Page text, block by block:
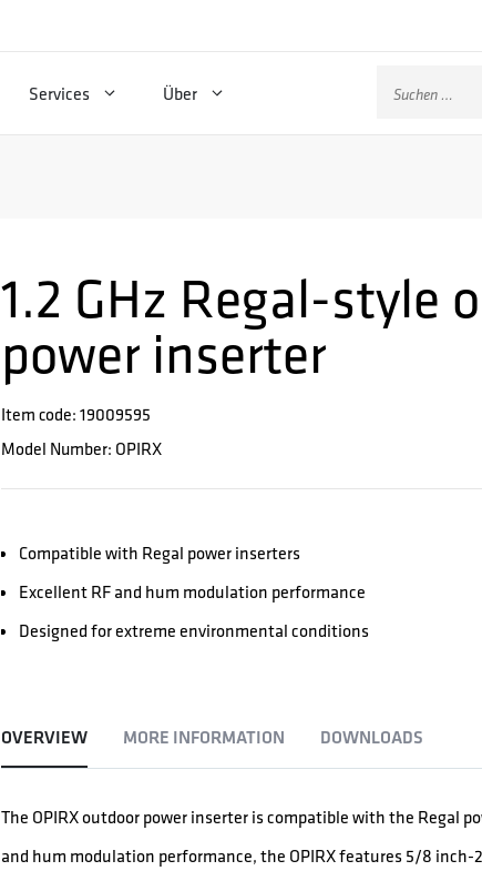
Services Über
Suche
1.2 GHz Regal-style
power inserter
Item code: 19009595
Model Number: OPIRX
Compatible with Regal power inserters
Excellent RF and hum modulation performance
Designed for extreme environmental conditions
OVERVIEW MORE INFORMATION DOWNLOADS
The OPIRX outdoor power inserter is compatible with the Regal
and hum modulation performance, the OPIRX features 5/8 inch-